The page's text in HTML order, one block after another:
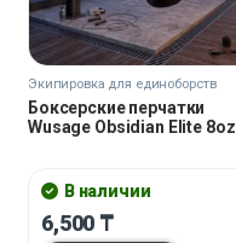
Экипировка для единоборств
Боксерские перчатки
Wusage Obsidian Elite 8oz
В наличии
6,500 ₸